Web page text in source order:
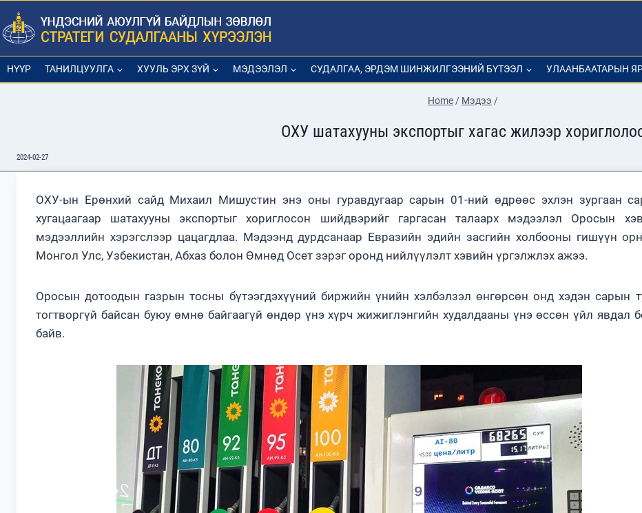
Skip
to
content
НҮҮР ТАНИЛЦУУЛГА ХУУЛЬ ЭРХ ЗҮЙ МЭДЭЭЛЭЛ СУДАЛГАА, ЭРДЭМ ШИНЖИЛГЭЭНИЙ БҮТЭЭЛ УЛААНБААТАРЫН
Home/ Мэдээ /
ОХУ шатахууны экспортыг хагас жилээр
2024-02-27
ОХУ-ын Ерөнхий сайд Михаил Мишустин энэ оны гуравдугаар сарын 01-ний өдрөөс эхлэн зургаан
хугацаагаар шатахууны экспортыг хориглосон шийдвэрийг гаргасан талаарх мэдээлэл Оросын
мэдээллийн хэрэгслээр цацагдлаа. Мэдээнд дурдсанаар Евразийн эдийн засгийн холбооны гишүүн
Монгол Улс, Узбекистан, Абхаз болон Өмнөд Осет зэрэг оронд нийлүүлэлт хэвийн үргэлжлэх ажээ.
Оросын дотоодын газрын тосны бүтээгдэхүүний биржийн үнийн хэлбэлзэл өнгөрсөн онд хэдэн сарын
тогтворгүй байсан буюу өмнө байгаагүй өндөр үнэ хүрч жижиглэнгийн худалдааны үнэ өссөн үйл явдал
байв.